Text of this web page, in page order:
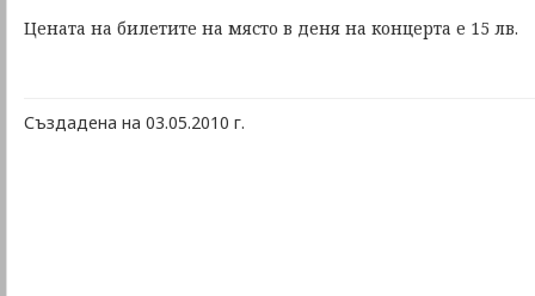
Цената на билетите на място в деня на концерта е 15 лв.
Създадена на 03.05.2010 г.